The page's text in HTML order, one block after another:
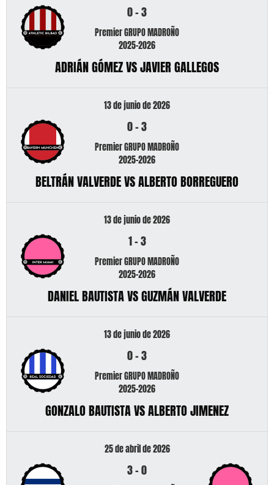
0-3
Premier GRUPO MADROÑO
2025-2026
ADRIÁN GÓMEZ VS JAVIER GALLEGOS
13 de junio de 2026
0-3
Premier GRUPO MADROÑO
2025-2026
BELTRÁN VALVERDE VS ALBERTO BORREGUERO
13 de junio de 2026
1-3
Premier GRUPO MADROÑO
2025-2026
DANIEL BAUTISTA VS GUZMÁN VALVERDE
13 de junio de 2026
0-3
Premier GRUPO MADROÑO
2025-2026
GONZALO BAUTISTA VS ALBERTO JIMENEZ
25 de abril de 2026
3-0